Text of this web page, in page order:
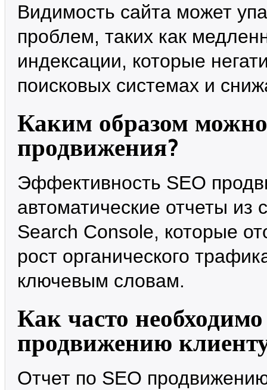
Видимость сайта может
проблем, таких как
индексации, которые
поисковых системах и
Каким образом
продвижения?
Эффективность SEO
автоматические отчеты из
Search Console, которые
рост органического
ключевым словам.
Как часто
продвижению
Отчет по SEO